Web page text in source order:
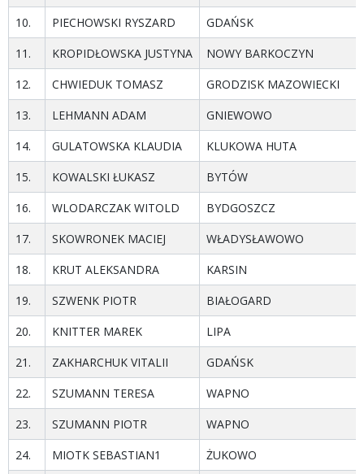
10.
PIECHOWSKI RYSZARD
GDAŃSK
11.
KROPIDŁOWSKA JUSTYNA
NOWY BARKOCZYN
12.
CHWIEDUK TOMASZ
GRODZISK MAZOWIECKI
13.
LEHMANN ADAM
GNIEWOWO
14.
GULATOWSKA KLAUDIA
KLUKOWA HUTA
15.
KOWALSKI ŁUKASZ
BYTÓW
16.
WLODARCZAK WITOLD
BYDGOSZCZ
17.
SKOWRONEK MACIEJ
WŁADYSŁAWOWO
18.
KRUT ALEKSANDRA
KARSIN
19.
SZWENK PIOTR
BIAŁOGARD
20.
KNITTER MAREK
LIPA
21.
ZAKHARCHUK VITALII
GDAŃSK
22.
SZUMANN TERESA
WAPNO
23.
SZUMANN PIOTR
WAPNO
24.
MIOTK SEBASTIAN1
ŻUKOWO